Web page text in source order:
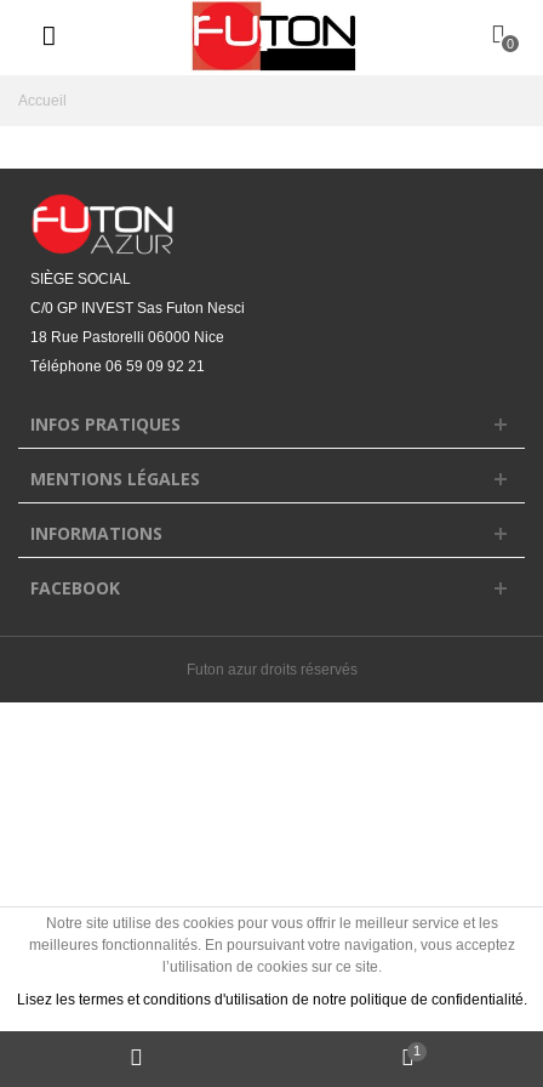
0
Notre site utilise des cookies pour vous offrir le meilleur service et les
meilleures fonctionnalités. En poursuivant votre navigation, vous acceptez
l’utilisation de cookies sur ce site.
Lisez les termes et conditions d'utilisation de notre politique de confidentialité.
Politique des cookies ? J'accepte les Cookies
Accueil
SIÈGE SOCIAL
C/0 GP INVEST Sas Futon Nesci
18 Rue Pastorelli 06000 Nice
Téléphone 06 59 09 92 21‬
INFOS PRATIQUES
MENTIONS LÉGALES
INFORMATIONS
FACEBOOK
Futon azur droits réservés
1